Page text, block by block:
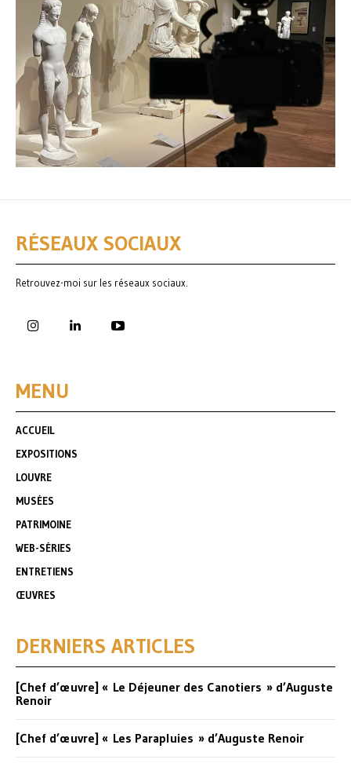
RÉSEAUX SOCIAUX
Retrouvez-moi sur les réseaux sociaux.
MENU
ACCUEIL
EXPOSITIONS
LOUVRE
MUSÉES
PATRIMOINE
WEB-SÉRIES
ENTRETIENS
ŒUVRES
DERNIERS ARTICLES
[Chef d’œuvre] « Le Déjeuner des Canotiers » d’Auguste
Renoir
[Chef d’œuvre] « Les Parapluies » d’Auguste Renoir